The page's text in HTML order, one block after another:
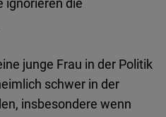
junge Frau in der Politik
schwer in der
insbesondere wenn